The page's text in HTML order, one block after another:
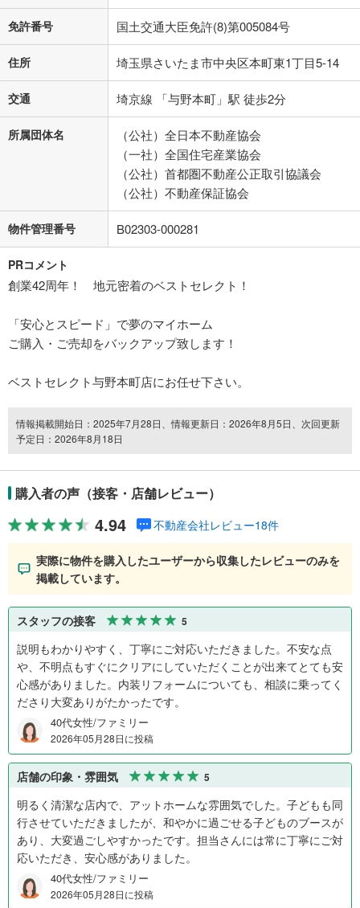
免許番号 国土交通大臣免許(8)第005084号
住所 埼玉県さいたま市中央区本町東1丁目5-14
交通 埼京線 「与野本町」駅 徒歩2分
所属団体名
（公社）全日本不動産協会
（一社）全国住宅産業協会
（公社）首都圏不動産公正取引協議会
（公社）不動産保証協会
物件管理番号 B02303-000281
PRコメント
創業42周年！ 地元密着のベストセレクト！
「安心とスピード」で夢のマイホーム
ご購入・ご売却をバックアップ致します！
ベストセレクト与野本町店にお任せ下さい。
情報掲載開始日：2025年7月28日、情報更新日：2026年8月5日、次回更新
予定日：2026年8月18日
購入者の声（接客・店舗レビュー）
4.94 不動産会社レビュー18件
実際に物件を購入したユーザーから収集したレビューのみを
掲載しています。
スタッフの接客 5
説明もわかりやすく、丁寧にご対応いただきました。不安な点
や、不明点もすぐにクリアにしていただくことが出来てとても安
心感がありました。内装リフォームについても、相談に乗ってく
ださり大変ありがたかったです。
40代女性/ファミリー
2026年05月28日に投稿
店舗の印象・雰囲気 5
明るく清潔な店内で、アットホームな雰囲気でした。子どもも同
行させていただきましたが、和やかに過ごせる子どものブースが
あり、大変過ごしやすかったです。担当さんには常に丁寧にご対
応いただき、安心感がありました。
40代女性/ファミリー
2026年05月28日に投稿